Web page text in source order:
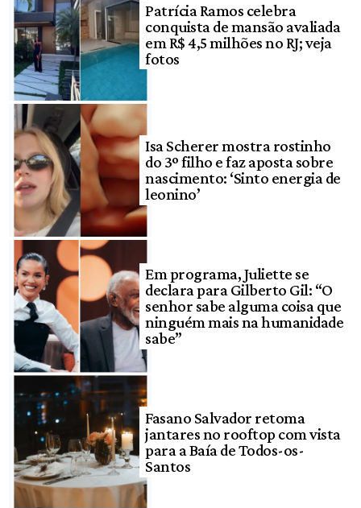
Patrícia Ramos celebra
conquista de mansão avaliada
em R$ 4,5 milhões no RJ; veja
fotos
Isa Scherer mostra rostinho
do 3º filho e faz aposta sobre
nascimento: ‘Sinto energia de
leonino’
Em programa, Juliette se
declara para Gilberto Gil: “O
senhor sabe alguma coisa que
ninguém mais na humanidade
sabe”
Fasano Salvador retoma
jantares no rooftop com vista
para a Baía de Todos-os-
Santos